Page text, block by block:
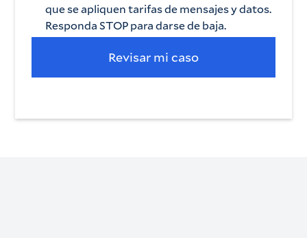
que se apliquen tarifas de mensajes y datos.
Responda STOP para darse de baja.